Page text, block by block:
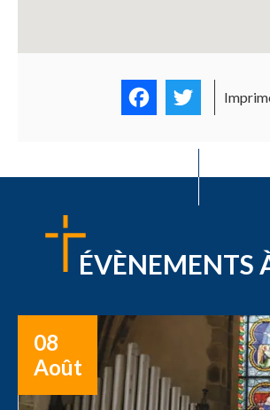
FacebookTwitter
ÉVÈNEMENTS
08
Août